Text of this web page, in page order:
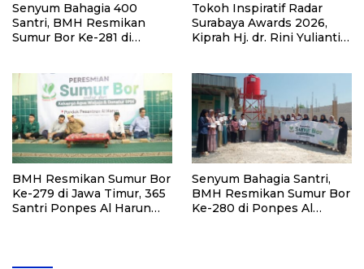
Senyum Bahagia 400
Santri, BMH Resmikan
Sumur Bor Ke-281 di
Tokoh Inspiratif Radar
Surabaya Awards 2026,
Kiprah Hj. dr. Rini Yulianti
BMH Resmikan Sumur Bor
Ke-279 di Jawa Timur, 365
Santri Ponpes Al Harun
Senyum Bahagia Santri,
BMH Resmikan Sumur Bor
Ke-280 di Ponpes Al